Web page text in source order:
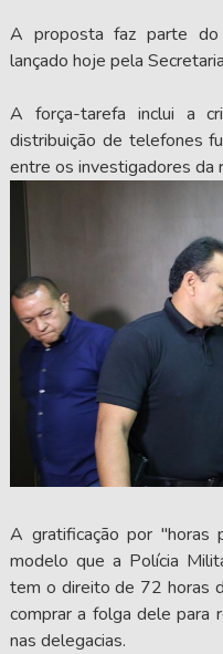
A proposta faz parte do
lançado hoje pela
A força-tarefa inclui a
distribuição de telefones
entre os investigadores da
A gratificação por "horas
modelo que a Polícia
tem o direito de 72 horas
comprar a folga dele para
nas delegacias.